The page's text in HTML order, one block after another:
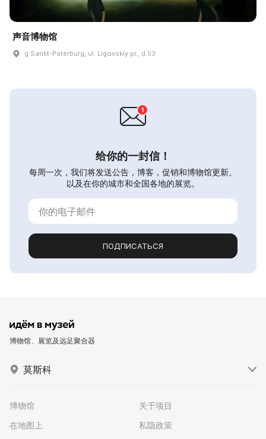
声音博物馆
g Sankt-Peterburg, ul. Ligovskiy pr., d.53
给你的一封信！
每周一次，我们将发送公告，博客，促销和博物馆更新。
以及在你的城市和全国各地的展览。
ПОДПИСАТЬСЯ
博物馆、展览及远足聚合器
莫斯科
博物馆
在地图上
关于项目
私隐政策